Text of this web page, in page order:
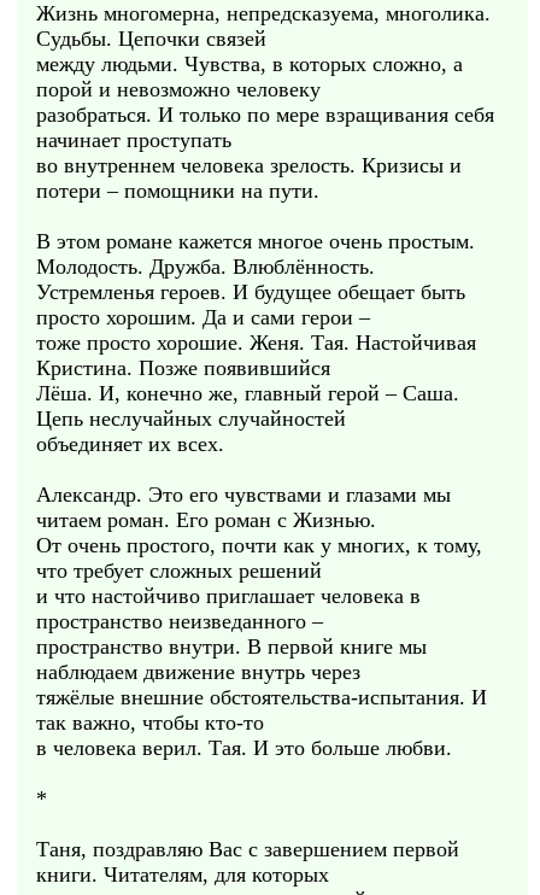
Жизнь многомерна, непредсказуема, многолика.
Судьбы. Цепочки связей
между людьми. Чувства, в которых сложно, а
порой и невозможно человеку
разобраться. И только по мере взращивания себя
начинает проступать
во внутреннем человека зрелость. Кризисы и
потери – помощники на пути.
В этом романе кажется многое очень простым.
Молодость. Дружба. Влюблённость.
Устремленья героев. И будущее обещает быть
просто хорошим. Да и сами герои –
тоже просто хорошие. Женя. Тая. Настойчивая
Кристина. Позже появившийся
Лёша. И, конечно же, главный герой – Саша.
Цепь неслучайных случайностей
объединяет их всех.
Александр. Это его чувствами и глазами мы
читаем роман. Его роман с Жизнью.
От очень простого, почти как у многих, к тому,
что требует сложных решений
и что настойчиво приглашает человека в
пространство неизведанного –
пространство внутри. В первой книге мы
наблюдаем движение внутрь через
тяжёлые внешние обстоятельства-испытания. И
так важно, чтобы кто-то
в человека верил. Тая. И это больше любви.
*
Таня, поздравляю Вас с завершением первой
книги. Читателям, для которых